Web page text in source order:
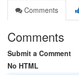
Comments
Comments
Submit a Comment
No HTML